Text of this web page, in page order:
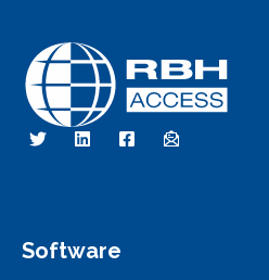
RBH Tecnologías de Acceso
Somos Control de Acceso
Software